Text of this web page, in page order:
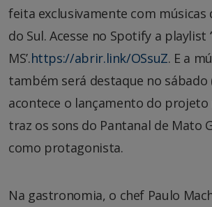
feita exclusivamente com músicas
do Sul. Acesse no Spotify a playlist
MS’.https://abrir.link/OSsuZ. E a
também será destaque no sábado
acontece o lançamento do projeto
traz os sons do Pantanal de Mato
como protagonista.
Na gastronomia, o chef Paulo